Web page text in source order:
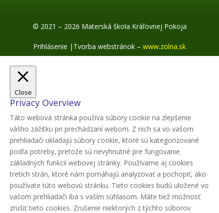
© 2021 – 2026 Materská škola Kráľovnej Pokoja
Prihlásenie | Tvorba webstránok – www.zolna.sk
Close
Privacy Overview
Táto webová stránka používa súbory cookie na zlepšenie
vášho zážitku pri prechádzaní webom. Z nich sa vo vašom
prehliadači ukladajú súbory cookie, ktoré sú kategorizované
podľa potreby, pretože sú nevyhnutné pre fungovanie
základných funkcií webovej stránky. Používame aj cookies
tretích strán, ktoré nám pomáhajú analyzovať a pochopiť, ako
používate túto webovú stránku. Tieto cookies budú uložené vo
vašom prehliadači iba s vaším súhlasom. Máte tiež možnosť
zrušiť tieto cookies. Zrušenie niektorých z týchto súborov